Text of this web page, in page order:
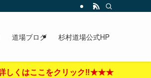
道場ブログ 杉村道場公式HP